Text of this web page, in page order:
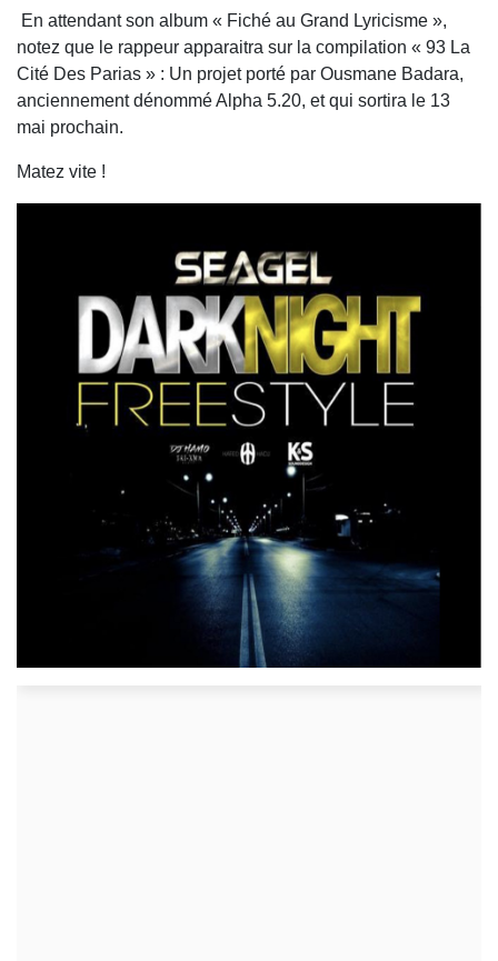
En attendant son album « Fiché au Grand Lyricisme »,
notez que le rappeur apparaitra sur la compilation « 93 La
Cité Des Parias » : Un projet porté par Ousmane Badara,
anciennement dénommé Alpha 5.20, et qui sortira le 13
mai prochain.
Matez vite !